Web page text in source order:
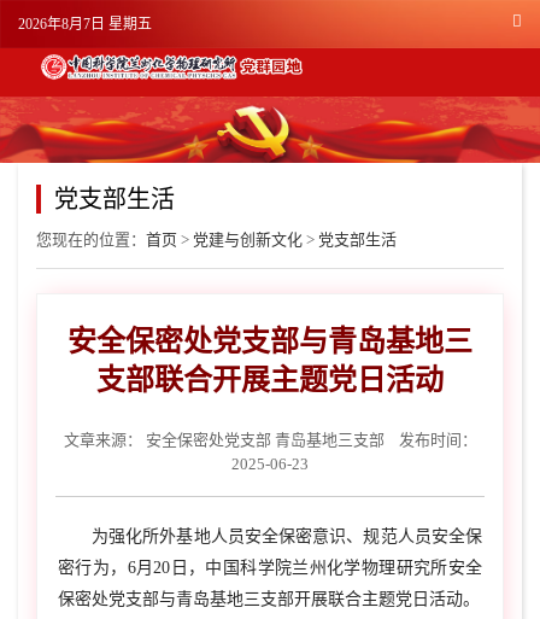
2026年8月7日 星期五
党支部生活
您现在的位置： 首页 > 党建与创新文化 > 党支部生活
安全保密处党支部与青岛基地三
支部联合开展主题党日活动
文章来源： 安全保密处党支部 青岛基地三支部
发布时间：
2025-06-23
为强化所外基地人员安全保密意识、规范人员安全保
密行为，6月20日，中国科学院兰州化学物理研究所安全
保密处党支部与青岛基地三支部开展联合主题党日活动。